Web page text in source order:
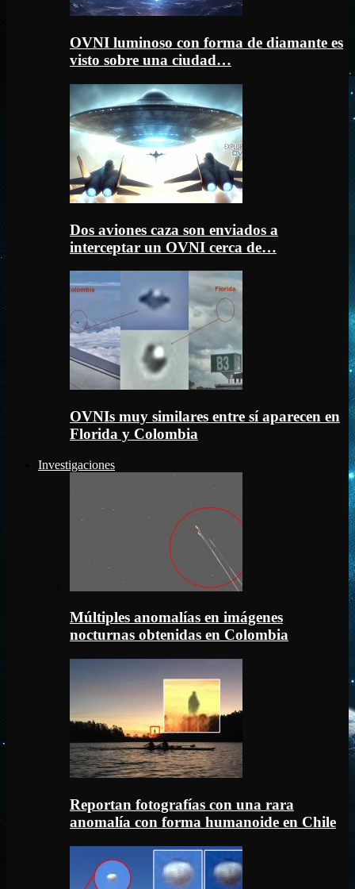
OVNI luminoso con forma de diamante es
visto sobre una ciudad…
Dos aviones caza son enviados a
interceptar un OVNI cerca de…
OVNIs muy similares entre sí aparecen en
Florida y Colombia
Investigaciones
Múltiples anomalías en imágenes
nocturnas obtenidas en Colombia
Reportan fotografías con una rara
anomalía con forma humanoide en Chile